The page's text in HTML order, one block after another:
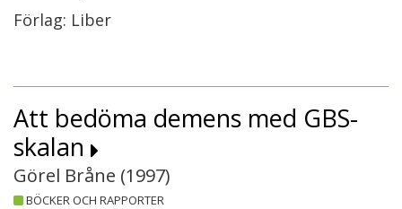
Förlag: Liber
Att bedöma demens med GBS-
skalan
Görel Bråne (1997)
BÖCKER OCH RAPPORTER